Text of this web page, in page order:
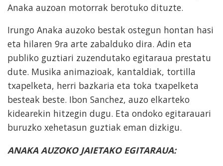
Anaka auzoan motorrak berotuko dituzte.
Irungo Anaka auzoko bestak ostegun hontan hasi
eta hilaren 9ra arte zabalduko dira. Adin eta
publiko guztiari zuzendutako egitaraua prestatu
dute. Musika animazioak, kantaldiak, tortilla
txapelketa, herri bazkaria eta toka txapelketa
besteak beste. Ibon Sanchez, auzo elkarteko
kidearekin hitzegin dugu. Eta ondoko egitarauari
buruzko xehetasun guztiak eman dizkigu.
ANAKA AUZOKO JAIETAKO EGITARAUA: